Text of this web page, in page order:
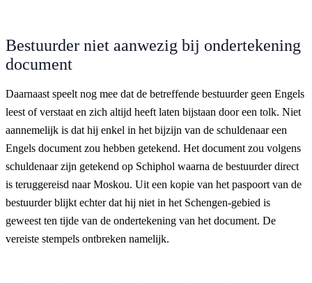
Bestuurder niet aanwezig bij ondertekening
document
Daarnaast speelt nog mee dat de betreffende bestuurder geen Engels
leest of verstaat en zich altijd heeft laten bijstaan door een tolk. Niet
aannemelijk is dat hij enkel in het bijzijn van de schuldenaar een
Engels document zou hebben getekend. Het document zou volgens
schuldenaar zijn getekend op Schiphol waarna de bestuurder direct
is teruggereisd naar Moskou. Uit een kopie van het paspoort van de
bestuurder blijkt echter dat hij niet in het Schengen-gebied is
geweest ten tijde van de ondertekening van het document. De
vereiste stempels ontbreken namelijk.